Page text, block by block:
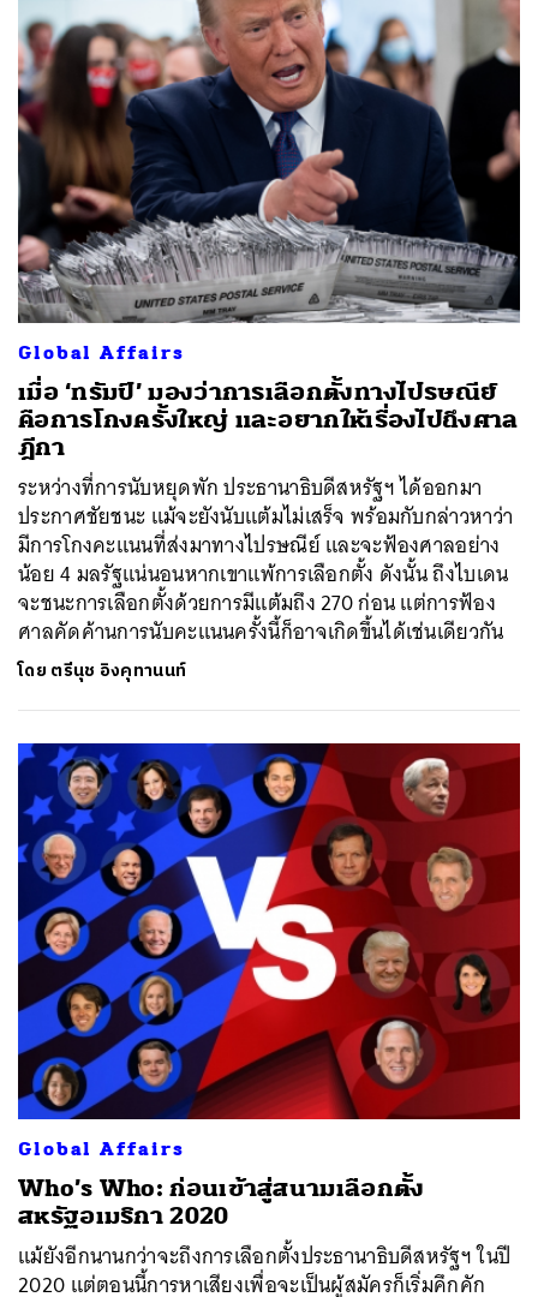
Global Affairs
เมื่อ ‘ทรัมป์’ มองว่าการเลือกตั้งทางไปรษณีย์
คือการโกงครั้งใหญ่ และอยากให้เรื่องไปถึงศาล
ฎีกา
ระหว่างที่การนับหยุดพัก ประธานาธิบดีสหรัฐฯ ได้ออกมา
ประกาศชัยชนะ แม้จะยังนับแต้มไม่เสร็จ พร้อมกับกล่าวหาว่า
มีการโกงคะแนนที่ส่งมาทางไปรษณีย์ และจะฟ้องศาลอย่าง
น้อย 4 มลรัฐแน่นอนหากเขาแพ้การเลือกตั้ง ดังนั้น ถึงไบเดน
จะชนะการเลือกตั้งด้วยการมีแต้มถึง 270 ก่อน แต่การฟ้อง
ศาลคัดค้านการนับคะแนนครั้งนี้ก็อาจเกิดขึ้นได้เช่นเดียวกัน
โดย ตรีนุช อิงคุทานนท์
Global Affairs
Who’s Who: ก่อนเข้าสู่สนามเลือกตั้ง
สหรัฐอเมริกา 2020
แม้ยังอีกนานกว่าจะถึงการเลือกตั้งประธานาธิบดีสหรัฐฯ ในปี
2020 แต่ตอนนี้การหาเสียงเพื่อจะเป็นผู้สมัครก็เริ่มคึกคัก